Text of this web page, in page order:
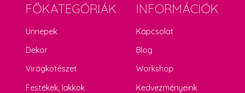
FŐKATEGÓRIÁK
Ünnepek
Dekor
Virágkötészet
Festékek, lakkok
INFORMÁCIÓK
Kapcsolat
Blog
Workshop
Kedvezményeink